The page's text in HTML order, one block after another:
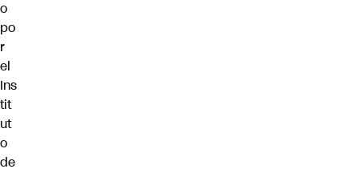
o
po
r
el
Ins
tit
ut
o
de